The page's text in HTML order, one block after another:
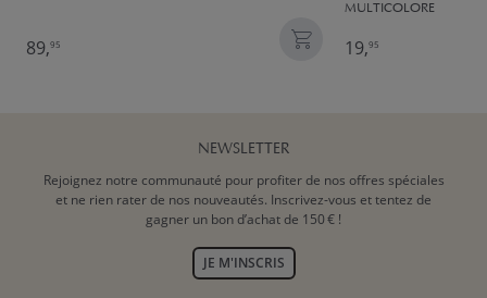
89,95
MULTICOLORE
19,95
NEWSLETTER
Rejoignez notre communauté pour profiter de nos offres spéciales
et ne rien rater de nos nouveautés. Inscrivez-vous et tentez de
gagner un bon d’achat de 150 € !
JE M'INSCRIS